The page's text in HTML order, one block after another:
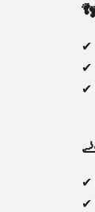
✔
✔
✔
✔
✔